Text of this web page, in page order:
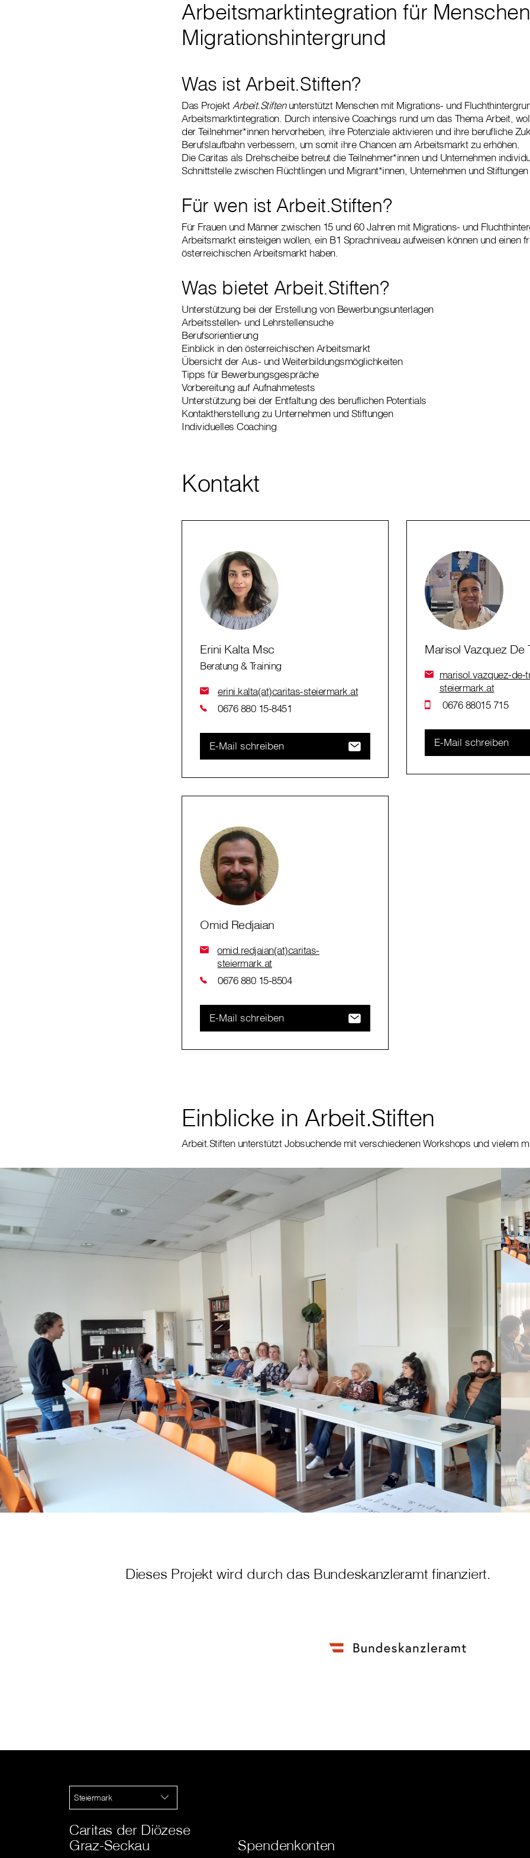
Arbeitsmarktintegration für
Migrationshintergrund
Was ist Arbeit.Stiften?
Das Projekt Arbeit.Stiftenunterstützt Menschen mit Migrations- und
Arbeitsmarktintegration. Durch intensive Coachings rund um das Thema Arbeit,
der Teilnehmer*innen hervorheben, ihre Potenziale aktivieren und ihre berufliche
Berufslaufbahn verbessern, um somit ihre Chancen am Arbeitsmarkt zu erhöhen.
Die Caritas als Drehscheibe betreut die Teilnehmer*innen und Unternehmen
Schnittstelle zwischen Flüchtlingen und Migrant*innen, Unternehmen und
Für wen ist Arbeit.Stiften?
Für Frauen und Männer zwischen 15 und 60 Jahren mit Migrations- und
Arbeitsmarkt einsteigen wollen, ein B1 Sprachniveau aufweisen können und einen
österreichischen Arbeitsmarkt haben.
Was bietet Arbeit.Stiften?
Unterstützung bei der Erstellung von Bewerbungsunterlagen
Arbeitsstellen- und Lehrstellensuche
Berufsorientierung
Einblick in den österreichischen Arbeitsmarkt
Übersicht der Aus- und Weiterbildungsmöglichkeiten
Tipps für Bewerbungsgespräche
Vorbereitung auf Aufnahmetests
Unterstützung bei der Entfaltung des beruflichen Potentials
Kontaktherstellung zu Unternehmen und Stiftungen
Individuelles Coaching
Kontakt
Erini Kalta Msc
Beratung & Training
erini.kalta(at)caritas-steiermark.at
0676 880 15-8451
E-Mail schreiben
Marisol Vazquez De
marisol.vazquez-de-
steiermark.at
0676 88015 715
E-Mail schreiben
Omid Redjaian
omid.redjaian(at)caritas-
steiermark.at
0676 880 15-8504
E-Mail schreiben
Einblicke in Arbeit.Stiften
Arbeit.Stiften unterstützt Jobsuchende mit verschiedenen Workshops und vielem
Dieses Projekt wird durch das Bundeskanzleramt finanziert.
Steiermark
Caritas der Diözese
Graz-Seckau
Spendenkonten